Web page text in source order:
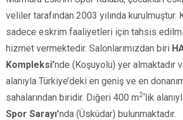
veliler tarafından 2003 yılında kurulmuştur.
sadece eskrim faaliyetleri için tahsis
hizmet vermektedir. Salonlarımızdan biri
Kompleksi’nde (Koşuyolu) yer almaktadır
alanıyla Türkiye’deki en geniş ve en
sahalarından biridir. Diğeri 400 m2‘lik
Spor Sarayı’nda (Üsküdar) bulunmaktadır.